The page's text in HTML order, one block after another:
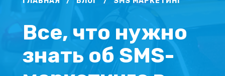
Все, что нужно
знать об SMS-